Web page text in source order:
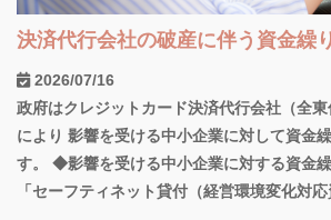
決済代行会社の破産に伴う資金繰
2026/07/16
政府はクレジットカード決済代行会社（全
により 影響を受ける中小企業に対して資金
す。 ◆影響を受ける中小企業に対する資金
「セーフティネット貸付（経営環境変化対